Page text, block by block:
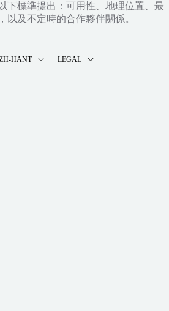
下標準提出：可用性、地理位置、最
以及不定時的合作夥伴關係。
ZH-HANT LEGAL